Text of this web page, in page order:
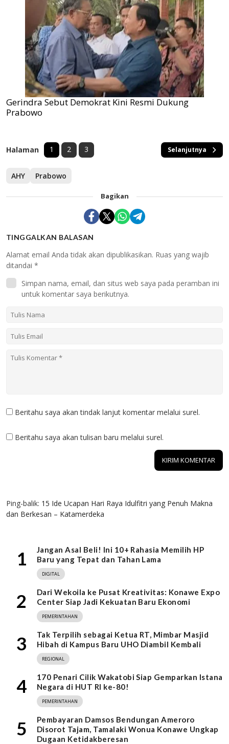
Gerindra Sebut Demokrat Kini Resmi Dukung
Prabowo
Halaman 1 2 3 Selanjutnya
AHY Prabowo
Bagikan
TINGGALKAN BALASAN
Alamat email Anda tidak akan dipublikasikan. Ruas yang wajib
ditandai *
Simpan nama, email, dan situs web saya pada peramban ini
untuk komentar saya berikutnya.
Beritahu saya akan tindak lanjut komentar melalui surel.
Beritahu saya akan tulisan baru melalui surel.
Ping-balik: 15 Ide Ucapan Hari Raya Idulfitri yang Penuh Makna
dan Berkesan – Katamerdeka
1
Jangan Asal Beli! Ini 10+ Rahasia Memilih HP
Baru yang Tepat dan Tahan Lama
DIGITAL
2
Dari Wekoila ke Pusat Kreativitas: Konawe Expo
Center Siap Jadi Kekuatan Baru Ekonomi
PEMERINTAHAN
3
Tak Terpilih sebagai Ketua RT, Mimbar Masjid
Hibah di Kampus Baru UHO Diambil Kembali
REGIONAL
4
170 Penari Cilik Wakatobi Siap Gemparkan Istana
Negara di HUT RI ke-80!
PEMERINTAHAN
5
Pembayaran Damsos Bendungan Ameroro
Disorot Tajam, Tamalaki Wonua Konawe Ungkap
Dugaan Ketidakberesan